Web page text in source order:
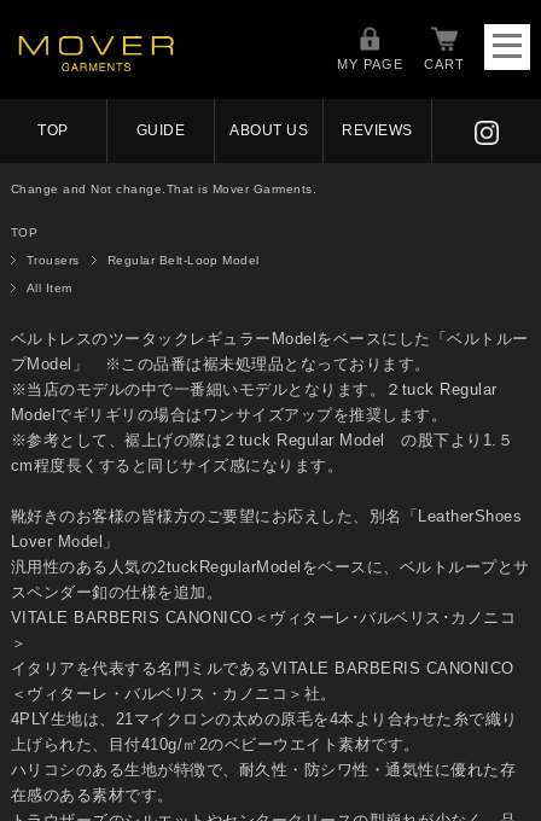
MY PAGE CART
TOP GUIDE ABOUT US REVIEWS
Change and Not change.That is Mover Garments.
TOP
Trousers Regular Belt-Loop Model
All Item
ベルトレスのツータックレギュラーModelをベースにした「ベルトルー
プModel」 ※この品番は裾未処理品となっております。
※当店のモデルの中で一番細いモデルとなります。２tuck Regular
Modelでギリギリの場合はワンサイズアップを推奨します。
※参考として、裾上げの際は２tuck Regular Model の股下より1.５
cm程度長くすると同じサイズ感になります。
靴好きのお客様の皆様方のご要望にお応えした、別名「LeatherShoes
Lover Model」
汎用性のある人気の2tuckRegularModelをベースに、ベルトループとサ
スペンダー釦の仕様を追加。
VITALE BARBERIS CANONICO＜ヴィターレ･バルベリス･カノニコ
＞
イタリアを代表する名門ミルであるVITALE BARBERIS CANONICO
＜ヴィターレ・バルベリス・カノニコ＞社。
4PLY生地は、21マイクロンの太めの原毛を4本より合わせた糸で織り
上げられた、目付410g/㎡2のベビーウエイト素材です。
ハリコシのある生地が特徴で、耐久性・防シワ性・通気性に優れた存
在感のある素材です。